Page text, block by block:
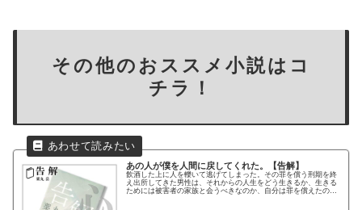
その他のおススメ小説はコ
チラ！
あの人が僕を人間に戻してくれた。 【告解】
飲酒した上に人を轢いて逃げてしまった。その罪を償う刑期を終
え出所してきた男性は、それからの人生をどう生きるか、生きる
ためには被害者の家族と会うべきなのか、自分は罪を償えたの